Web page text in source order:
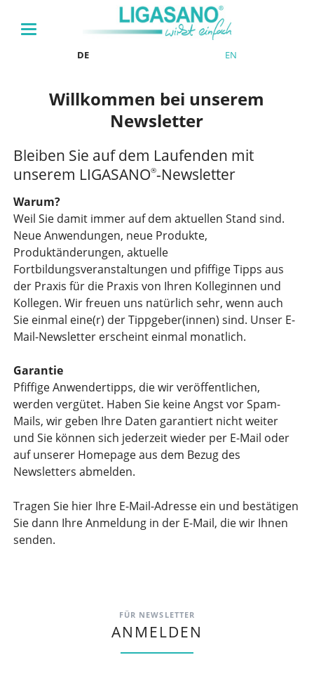
DE EN
Willkommen bei unserem
Newsletter
Bleiben Sie auf dem Laufenden mit
unserem LIGASANO®-Newsletter
Warum?
Weil Sie damit immer auf dem aktuellen Stand sind.
Neue Anwendungen, neue Produkte,
Produktänderungen, aktuelle
Fortbildungsveranstaltungen und pfiffige Tipps aus
der Praxis für die Praxis von Ihren Kolleginnen und
Kollegen. Wir freuen uns natürlich sehr, wenn auch
Sie einmal eine(r) der Tippgeber(innen) sind. Unser E-
Mail-Newsletter erscheint einmal monatlich.
Garantie
Pfiffige Anwendertipps, die wir veröffentlichen,
werden vergütet. Haben Sie keine Angst vor Spam-
Mails, wir geben Ihre Daten garantiert nicht weiter
und Sie können sich jederzeit wieder per E-Mail oder
auf unserer Homepage aus dem Bezug des
Newsletters abmelden.
Tragen Sie hier Ihre E-Mail-Adresse ein und bestätigen
Sie dann Ihre Anmeldung in der E-Mail, die wir Ihnen
senden.
FÜR NEWSLETTER
ANMELDEN